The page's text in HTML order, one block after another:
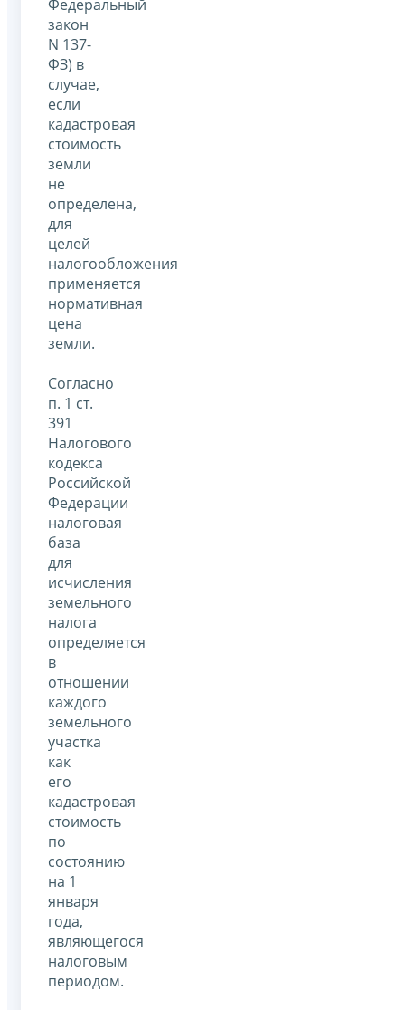
Федеральный
закон
N 137-
ФЗ) в
случае,
если
кадастровая
стоимость
земли
не
определена,
для
целей
налогообложения
применяется
нормативная
цена
земли.
Согласно
п. 1 ст.
391
Налогового
кодекса
Российской
Федерации
налоговая
база
для
исчисления
земельного
налога
определяется
в
отношении
каждого
земельного
участка
как
его
кадастровая
стоимость
по
состоянию
на 1
января
года,
являющегося
налоговым
периодом.